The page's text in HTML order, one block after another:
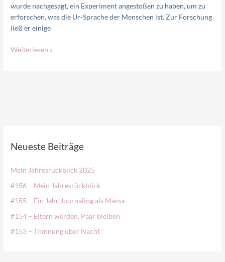
wurde nachgesagt, ein Experiment angestoßen zu haben, um zu
erforschen, was die Ur-Sprache der Menschen ist. Zur Forschung
ließ er einige
Weiterlesen »
Neueste Beiträge
Mein Jahresrückblick 2025
#156 – Mein Jahresrückblick
#155 – Ein Jahr Journaling als Mama
#154 – Eltern werden, Paar bleiben
#153 – Trennung über Nacht